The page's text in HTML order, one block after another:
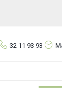
32 11 93 93